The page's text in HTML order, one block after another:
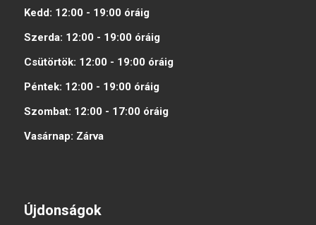
Kedd: 12:00 - 19:00 óráig
Szerda: 12:00 - 19:00 óráig
Csütörtök: 12:00 - 19:00 óráig
Péntek: 12:00 - 19:00 óráig
Szombat: 12:00 - 17:00 óráig
Vasárnap: Zárva
Újdonságok